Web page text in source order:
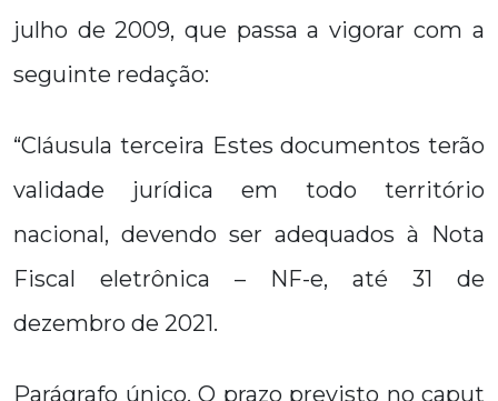
julho de 2009, que passa a vigorar com a
seguinte redação:
“Cláusula terceira Estes documentos terão
validade jurídica em todo território
nacional, devendo ser adequados à Nota
Fiscal eletrônica – NF-e, até 31 de
dezembro de 2021.
Parágrafo único. O prazo previsto no caput